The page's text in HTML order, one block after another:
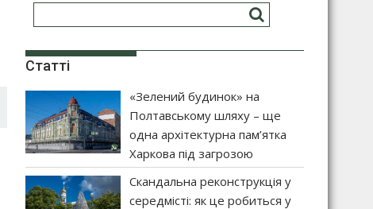
Статті
«Зелений будинок» на
Полтавському шляху – ще
одна архітектурна пам’ятка
Харкова під загрозою
Скандальна реконструкція у
середмісті: як це робиться у